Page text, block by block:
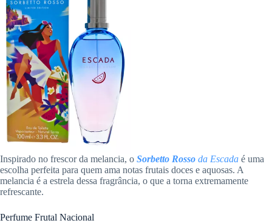
Inspirado no frescor da melancia, o Sorbetto Rosso da Escada é uma
escolha perfeita para quem ama notas frutais doces e aquosas. A
melancia é a estrela dessa fragrância, o que a torna extremamente
refrescante.
Perfume Frutal Nacional